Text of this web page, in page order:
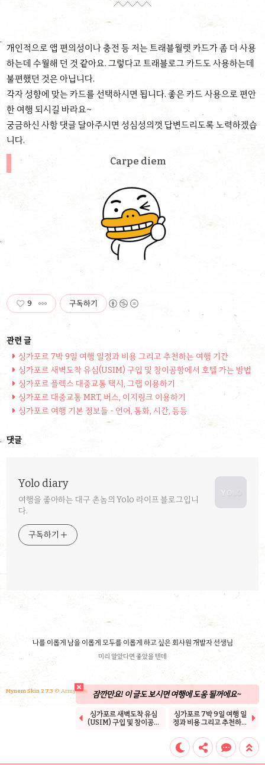
개인적으로 앱 편의성이나 충전 등 저는 트래블월렛 카드가 좀 더 사용
하는데 수월해 던 것 같아요. 그렇다고 트래블로그 카드도 사용하는데
불편했던 것은 아닙니다.
각자 성향에 맞는 카드를 선택하시면 됩니다. 좋은 카드 사용으로 편안
한 여행 되시길 바라요~
궁금하신 사항 댓글 달아주시면 성심성의껏 답변드리도록 노력하겠습
니다.
Carpe diem
9 구독하기
싱가포르 7박 9일 여행 일정과 비용 그리고 추천하는 여행 기간
싱가포르 새벽도착 유심(USIM) 구입 및 창이공항에서 호텔 가는 방법
싱가포르 플렉스 대중교통 택시, 그랩 이용하기
싱가포르 대중교통 MRT, 버스, 이지링크 이용하기
싱가포르 여행 기본 정보들 - 언어, 통화, 시간, 등등
댓글
Yolo diary
여행을 좋아하는 대구 촌놈의 Yolo 라이프 블로그입니
다.
구독하기
나를 이롭게 남을 이롭게 모두를 이롭게 하고 싶은 회사원 개발자 선생님
미리 알았다면 좋았을 텐데
Mynem Skin 2.7.3 © Armynem 잠깐만요! 이 글도 보시면 여행에 도움 될꺼에요~

싱가포르 새벽도착 유심
(USIM) 구입 및 창이공항
싱가포르 7박 9일 여행 일
정과 비용 그리고 추천하는
